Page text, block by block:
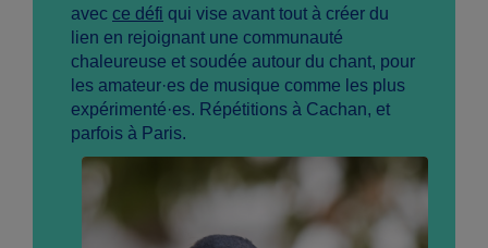
avec ce défi qui vise avant tout à créer du
lien en rejoignant une communauté
chaleureuse et soudée autour du chant, pour
les amateur·es de musique comme les plus
expérimenté·es. Répétitions à Cachan, et
parfois à Paris.